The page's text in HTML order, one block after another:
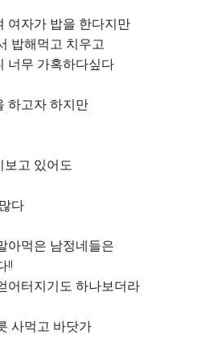
여자가 밥을 한다지만
밥해먹고 치우고
너무 가혹하다싶다
하고자 하지만
보고 있어도
다
아먹은 남정네들은
!!
어터지기도 하나보더라
사먹고 바닷가